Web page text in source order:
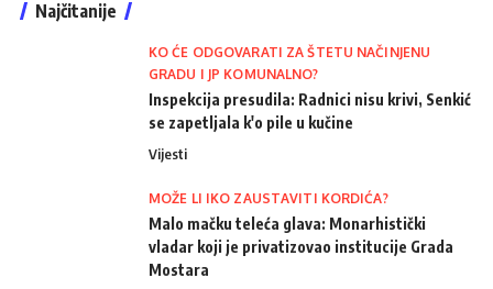
Najčitanije
KO ĆE ODGOVARATI ZA ŠTETU NAČINJENU
GRADU I JP KOMUNALNO?
Inspekcija presudila: Radnici nisu krivi, Senkić
se zapetljala k'o pile u kučine
Vijesti
MOŽE LI IKO ZAUSTAVITI KORDIĆA?
Malo mačku teleća glava: Monarhistički
vladar koji je privatizovao institucije Grada
Mostara